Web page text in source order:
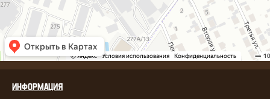
ИНФОРМАЦИЯ